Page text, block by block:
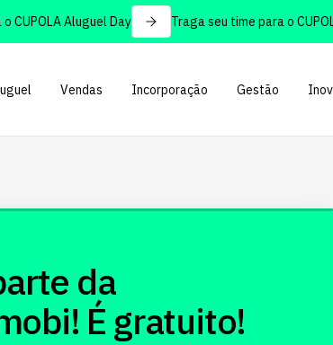
Aluguel Day Traga seu time para o
Vendas Incorporação Gestão
da
É gratuito!